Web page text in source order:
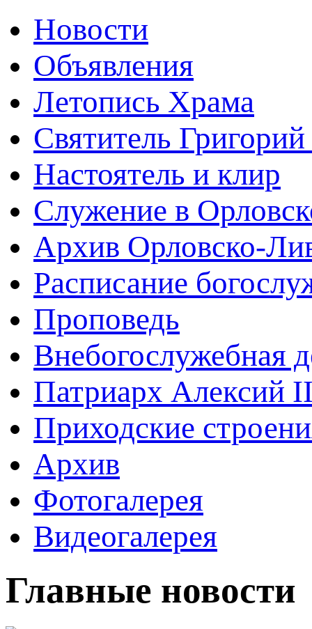
Новости
Объявления
Летопись Храма
Святитель
Настоятель и клир
Служение в
Архив Орловско-
Расписание
Проповедь
Внебогослужебная
Патриарх Алексий
Приходские
Архив
Фотогалерея
Видеогалерея
Главные новости